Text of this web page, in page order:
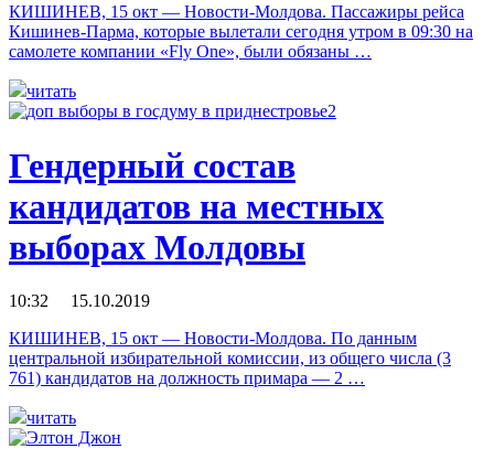
КИШИНЕВ, 15 окт — Новости-Молдова. Пассажиры рейса
Кишинев-Парма, которые вылетали сегодня утром в 09:30 на
самолете компании «Fly One», были обязаны …
читать
Гендерный состав
кандидатов на местных
выборах Молдовы
10:32 15.10.2019
КИШИНЕВ, 15 окт — Новости-Молдова. По данным
центральной избирательной комиссии, из общего числа (3
761) кандидатов на должность примара — 2 …
читать